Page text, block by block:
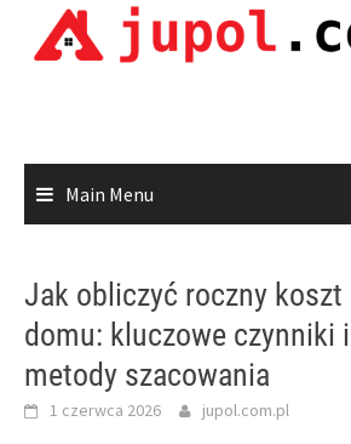
Main Menu
Jak obliczyć roczny koszt
domu: kluczowe czynniki
metody szacowania
1 czerwca 2026 jupol.com.pl